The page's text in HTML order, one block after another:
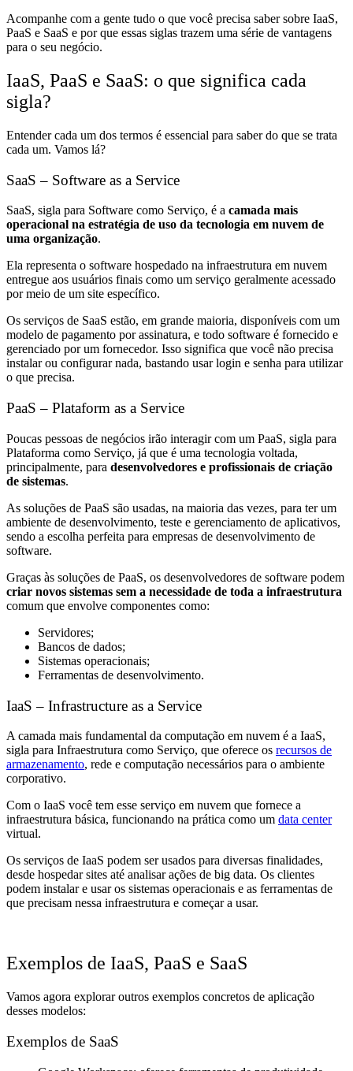
Acompanhe com a gente tudo o que você precisa saber sobre IaaS,
PaaS e SaaS e por que essas siglas trazem uma série de vantagens
para o seu negócio.
IaaS, PaaS e SaaS: o que significa cada
sigla?
Entender cada um dos termos é essencial para saber do que se trata
cada um. Vamos lá?
SaaS – Software as a Service
SaaS, sigla para Software como Serviço, é a camada mais
operacional na estratégia de uso da tecnologia em nuvem de
uma organização.
Ela representa o software hospedado na infraestrutura em nuvem
entregue aos usuários finais como um serviço geralmente acessado
por meio de um site específico.
Os serviços de SaaS estão, em grande maioria, disponíveis com um
modelo de pagamento por assinatura, e todo software é fornecido e
gerenciado por um fornecedor. Isso significa que você não precisa
instalar ou configurar nada, bastando usar login e senha para utilizar
o que precisa.
PaaS – Plataform as a Service
Poucas pessoas de negócios irão interagir com um PaaS, sigla para
Plataforma como Serviço, já que é uma tecnologia voltada,
principalmente, para desenvolvedores e profissionais de criação
de sistemas.
As soluções de PaaS são usadas, na maioria das vezes, para ter um
ambiente de desenvolvimento, teste e gerenciamento de aplicativos,
sendo a escolha perfeita para empresas de desenvolvimento de
software.
Graças às soluções de PaaS, os desenvolvedores de software podem
criar novos sistemas sem a necessidade de toda a infraestrutura
comum que envolve componentes como:
Servidores;
Bancos de dados;
Sistemas operacionais;
Ferramentas de desenvolvimento.
IaaS – Infrastructure as a Service
A camada mais fundamental da computação em nuvem é a IaaS,
sigla para Infraestrutura como Serviço, que oferece os recursos de
armazenamento, rede e computação necessários para o ambiente
corporativo.
Com o IaaS você tem esse serviço em nuvem que fornece a
infraestrutura básica, funcionando na prática como um data center
virtual.
Os serviços de IaaS podem ser usados ​​para diversas finalidades,
desde hospedar sites até analisar ações de big data. Os clientes
podem instalar e usar os sistemas operacionais e as ferramentas de
que precisam nessa infraestrutura e começar a usar.
Exemplos de IaaS, PaaS e SaaS
Vamos agora explorar outros exemplos concretos de aplicação
desses modelos:
Exemplos de SaaS